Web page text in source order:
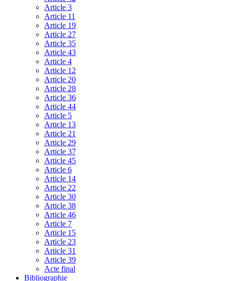
Article 3
Article 11
Article 19
Article 27
Article 35
Article 43
Article 4
Article 12
Article 20
Article 28
Article 36
Article 44
Article 5
Article 13
Article 21
Article 29
Article 37
Article 45
Article 6
Article 14
Article 22
Article 30
Article 38
Article 46
Article 7
Article 15
Article 23
Article 31
Article 39
Acte final
Bibliographie